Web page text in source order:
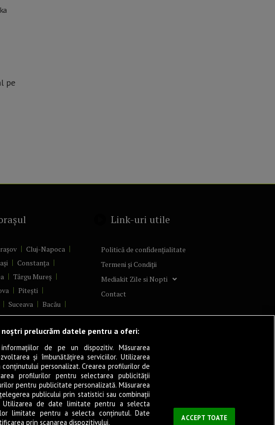
pe
Cluj-Napoca
Constanța
Târgu Mureș
Pitești
Suceava
Bacău
Râmnicu Vâlcea
Bistrița
Satu Mare
Deva
Focșani
Jiu
Alexandria
Vaslui
Reșița
Severin
Călărași
Link-uri utile
Politică de confidențialitate
Termeni și Condiții
Mediakit Zile si Nopti
Contact
prelucrăm datele pentru a oferi:
de pe un dispozitiv. Măsurarea
și îmbunătățirea serviciilor. Utilizarea
personalizat. Crearea profilurilor de
profilurilor pentru selectarea publicității
pentru publicitate personalizată. Măsurarea
publicului prin statistici sau combinații
de date limitate pentru a selecta
limitate pentru a selecta conținutul. Date
prin scanarea dispozitivului.
ACCEPT TOATE